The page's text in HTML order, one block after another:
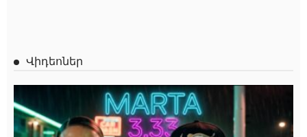
Վիդեոներ